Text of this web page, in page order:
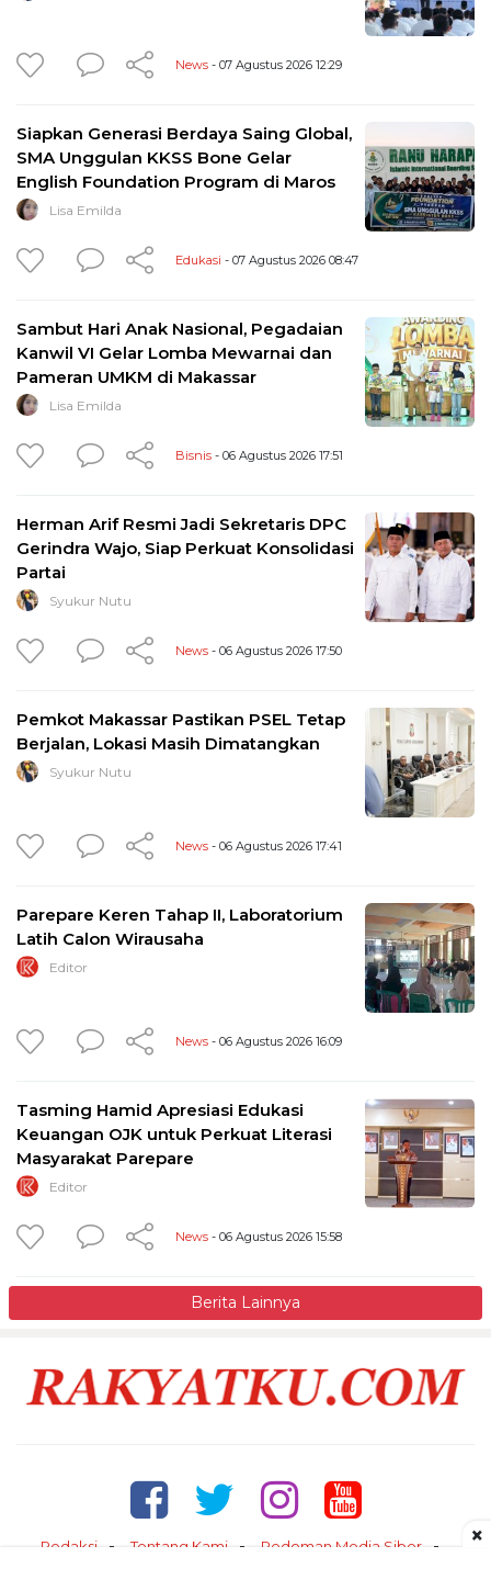
News - 07 Agustus 2026 12:29
Siapkan Generasi Berdaya Saing Global,
SMA Unggulan KKSS Bone Gelar
English Foundation Program di Maros
Lisa Emilda
Edukasi - 07 Agustus 2026 08:47
Sambut Hari Anak Nasional, Pegadaian
Kanwil VI Gelar Lomba Mewarnai dan
Pameran UMKM di Makassar
Lisa Emilda
Bisnis - 06 Agustus 2026 17:51
Herman Arif Resmi Jadi Sekretaris DPC
Gerindra Wajo, Siap Perkuat Konsolidasi
Partai
Syukur Nutu
News - 06 Agustus 2026 17:50
Pemkot Makassar Pastikan PSEL Tetap
Berjalan, Lokasi Masih Dimatangkan
Syukur Nutu
News - 06 Agustus 2026 17:41
Parepare Keren Tahap II, Laboratorium
Latih Calon Wirausaha
Editor
News - 06 Agustus 2026 16:09
Tasming Hamid Apresiasi Edukasi
Keuangan OJK untuk Perkuat Literasi
Masyarakat Parepare
Editor
News - 06 Agustus 2026 15:58
Berita Lainnya
Redaksi Tentang Kami
Pedoman Media Siber
×